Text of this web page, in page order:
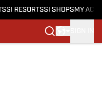
SI RESORTSSI SHOPS MY